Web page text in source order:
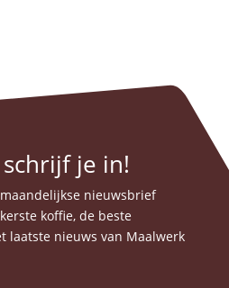
je in!
nieuwsbrief
koffie, de beste
laatste nieuws van Maalwerk